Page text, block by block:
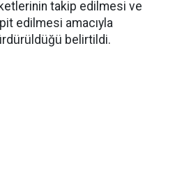
takip edilmesi ve
edilmesi amacıyla
belirtildi.